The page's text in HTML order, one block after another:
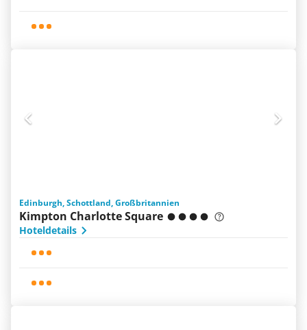
Edinburgh, Schottland, Großbritannien
Kimpton Charlotte Square
Hoteldetails